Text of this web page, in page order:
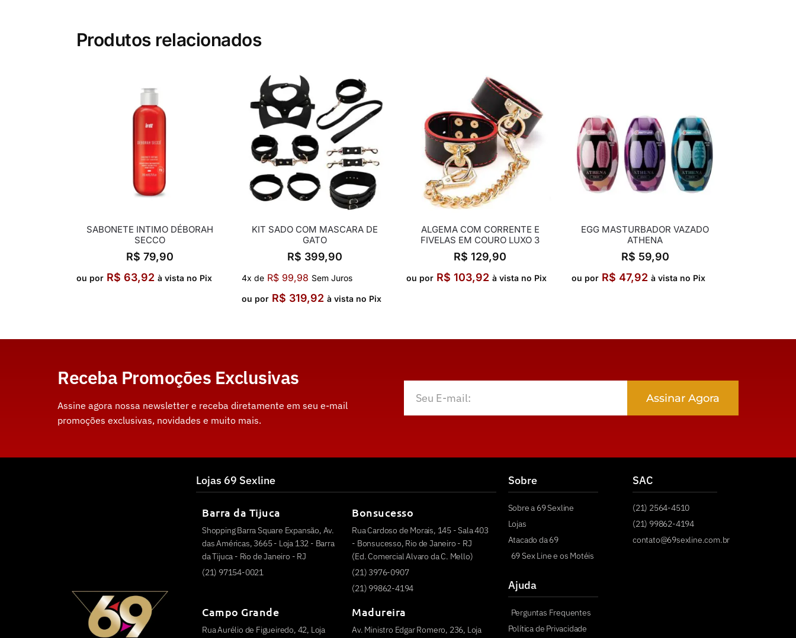
Produtos relacionados
SABONETE INTIMO DÉBORAH
SECCO
R$ 79,90
ou por R$ 63,92 à vista no Pix
KIT SADO COM MASCARA DE
GATO
R$ 399,90
4x de R$99,98 Sem Juros
ou por R$ 319,92 à vista no Pix
ALGEMA COM CORRENTE E
FIVELAS EM COURO LUXO 3
R$ 129,90
ou por R$ 103,92 à vista no Pix
EGG MASTURBADOR VAZADO
ATHENA
R$ 59,90
ou por R$ 47,92 à vista no Pix
Receba Promoções Exclusivas
Assine agora nossa newsletter e receba diretamente em seu e-mail
promoções exclusivas, novidades e muito mais.
Assinar Agora
Lojas 69 Sexline
Barra da Tijuca
Shopping Barra Square Expansão, Av.
das Américas, 3665 - Loja 132 - Barra
da Tijuca - Rio de Janeiro - RJ
(21) 97154-0021
Bonsucesso
Rua Cardoso de Morais, 145 - Sala 403
- Bonsucesso, Rio de Janeiro - RJ
(Ed. Comercial Alvaro da C. Mello)
(21) 3976-0907
(21) 99862-4194
Campo Grande
Rua Aurélio de Figueiredo, 42, Loja
Madureira
Av. Ministro Edgar Romero, 236, Loja
Sobre
Sobre a 69 Sexline
Lojas
Atacado da 69
69 Sex Line e os Motéis
Ajuda
Perguntas Frequentes
Política de Privacidade
SAC
(21) 2564-4510
(21) 99862-4194
contato@69sexline.com.br